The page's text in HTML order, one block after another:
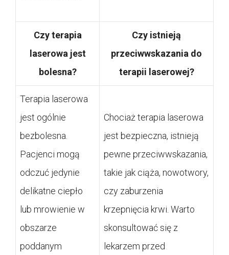
Czy terapia
laserowa jest
bolesna?
Czy istnieją
przeciwwskazania do
terapii laserowej?
Terapia laserowa
jest ogólnie
bezbolesna.
Pacjenci mogą
odczuć jedynie
delikatne ciepło
lub mrowienie w
obszarze
poddanym
Chociaż terapia laserowa
jest bezpieczna, istnieją
pewne przeciwwskazania,
takie jak ciąża, nowotwory,
czy zaburzenia
krzepnięcia krwi. Warto
skonsultować się z
lekarzem przed